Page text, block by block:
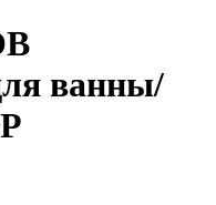
ванны/